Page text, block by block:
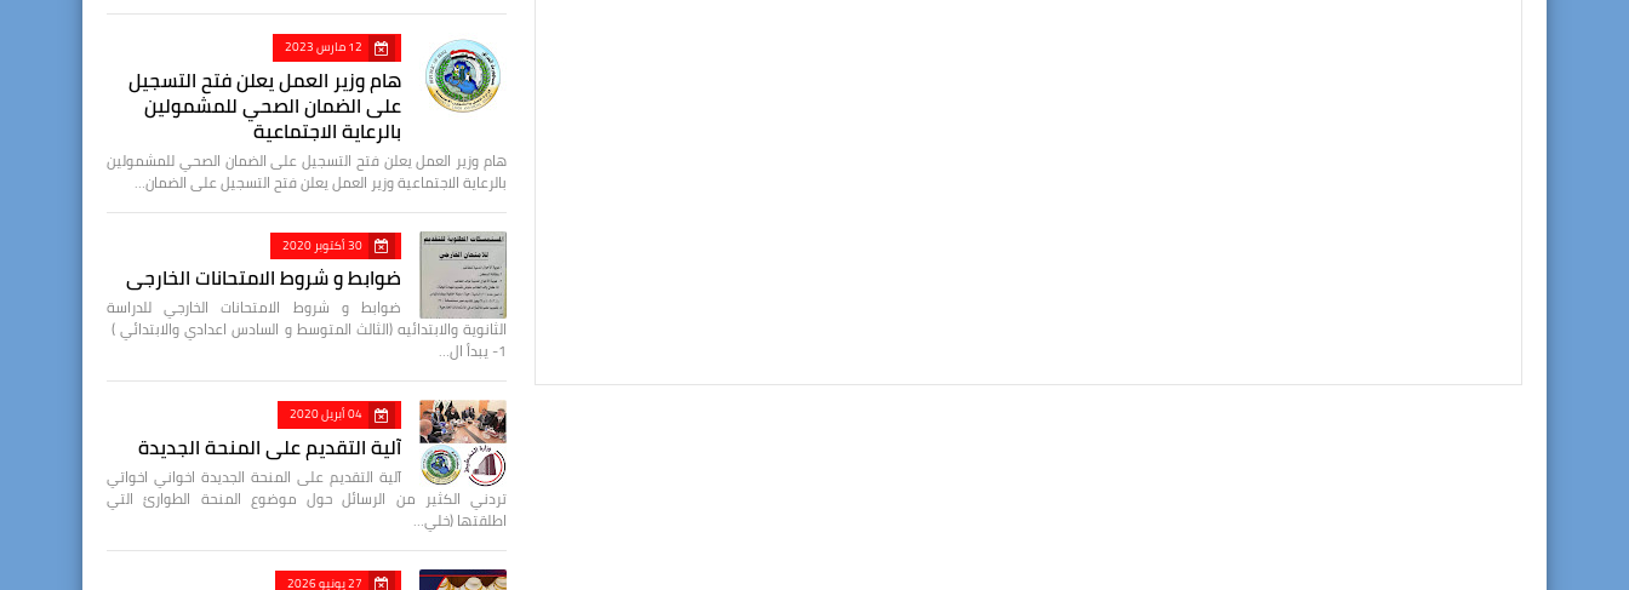
12 مارس 2023
هام وزير العمل يعلن فتح التسجيل
على الضمان الصحي للمشمولين
بالرعاية الاجتماعية
هام وزير العمل يعلن فتح التسجيل على الضمان الصحي للمشمولين
بالرعاية الاجتماعية وزير العمل يعلن فتح التسجيل على الضمان…
30 أكتوبر 2020
ضوابط و شروط الامتحانات الخارجي
ضوابط و شروط الامتحانات الخارجي للدراسة
الثانوية والابتدائيه (الثالث المتوسط و السادس اعدادي والابتدائي )
1- يبدأ ال…
04 أبريل 2020
آلية التقديم على المنحة الجديدة
آلية التقديم على المنحة الجديدة اخواني اخواتي
تردني الكثير من الرسائل حول موضوع المنحة الطوارئ التي
اطلقتها (خلي…
27 يونيو 2026